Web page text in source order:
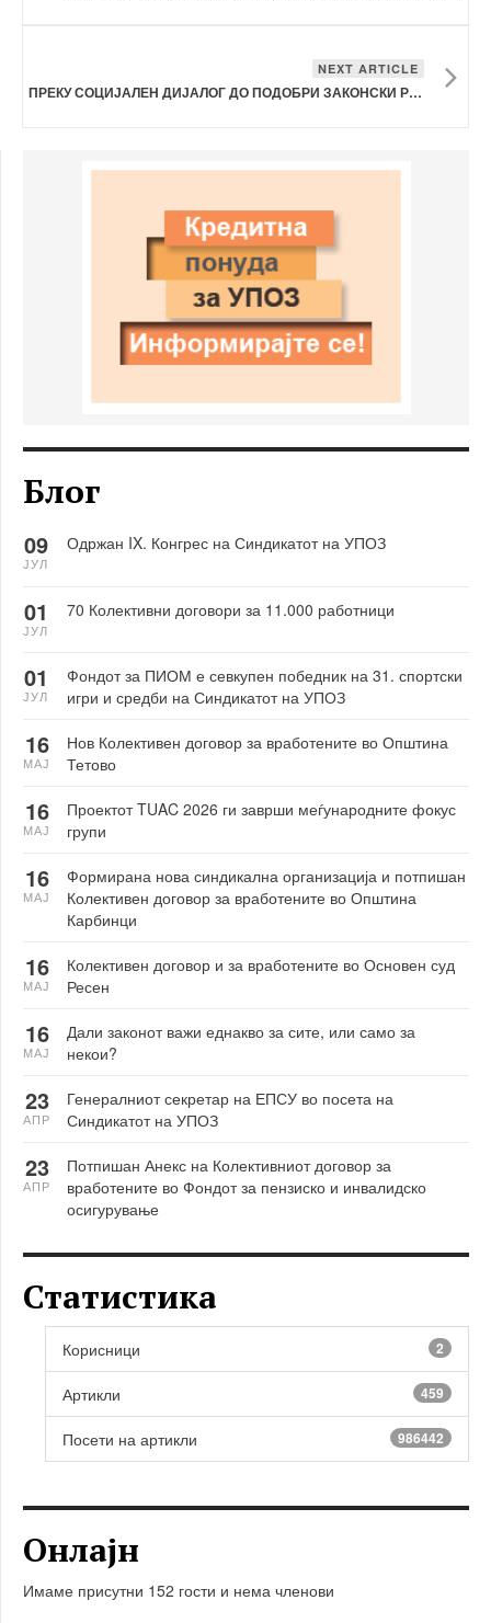
NEXT ARTICLE
ПРЕКУ СОЦИЈАЛЕН ДИЈАЛОГ ДО ПОДОБРИ ЗАКОНСКИ РЕШЕНИЈА
Блог
Одржан IX. Конгрес на Синдикатот на УПОЗ
09
ЈУЛ
70 Колективни договори за 11.000 работници
01
ЈУЛ
Фондот за ПИОМ е севкупен победник на 31. спортски
игри и средби на Синдикатот на УПОЗ
01
ЈУЛ
Нов Колективен договор за вработените во Општина
Тетово
16
МАЈ
Проектот TUAC 2026 ги заврши меѓународните фокус
групи
16
МАЈ
Формирана нова синдикална организација и потпишан
Колективен договор за вработените во Општина
Карбинци
16
МАЈ
Колективен договор и за вработените во Основен суд
Ресен
16
МАЈ
Дали законот важи еднакво за сите, или само за
некои?
16
МАЈ
Генералниот секретар на ЕПСУ во посета на
Синдикатот на УПОЗ
23
АПР
Потпишан Анекс на Колективниот договор за
вработените во Фондот за пензиско и инвалидско
осигурување
23
АПР
Статистика
Корисници 2
Артикли 459
Посети на артикли 986442
Онлајн
Имаме присутни 152 гости и нема членови